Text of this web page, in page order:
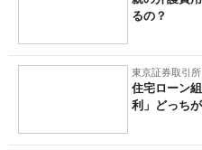
るの？
東京証券取引所
住宅ローン
利」どっち